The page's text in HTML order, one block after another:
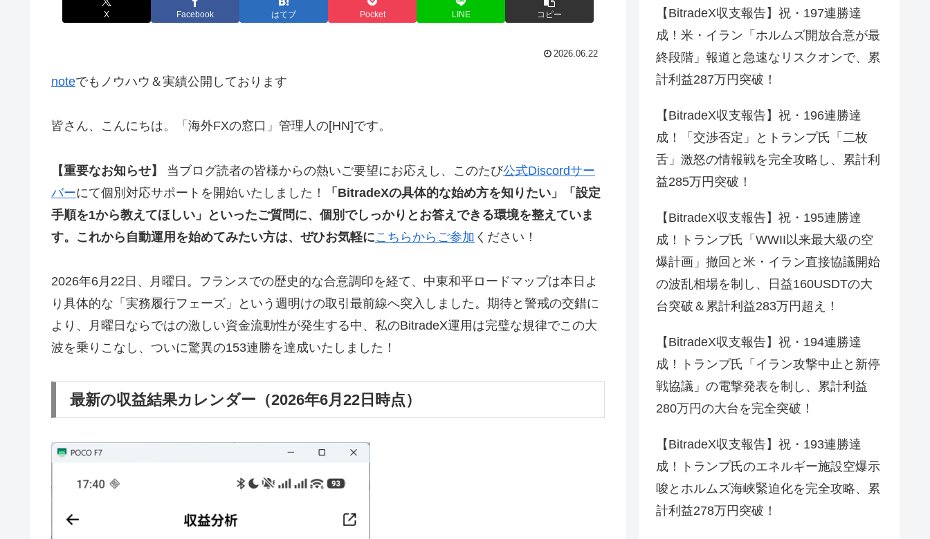
X Facebook はてブ Pocket LINE コピー
2026.06.22
noteでもノウハウ＆実績公開しております
皆さん、こんにちは。「海外FXの窓口」管理人の[HN]です。
【重要なお知らせ】 当ブログ読者の皆様からの熱いご要望にお応えし、このたび公式Discordサー
バーにて個別対応サポートを開始いたしました！
「BitradeXの具体的な始め方を知りたい」「設定
手順を1から教えてほしい」といったご質問に、個別でしっかりとお答えできる環境を整えていま
す。これから自動運用を始めてみたい方は、ぜひお気軽にこちらからご参加 ください！
2026年6月22日、月曜日。フランスでの歴史的な合意調印を経て、中東和平ロードマップは本日よ
り具体的な「実務履行フェーズ」という週明けの取引最前線へ突入しました。期待と警戒の交錯に
より、月曜日ならではの激しい資金流動性が発生する中、私のBitradeX運用は完璧な規律でこの大
波を乗りこなし、ついに驚異の153連勝を達成いたしました！
最新の収益結果カレンダー（2026年6月22日時点）
【BitradeX収支報告】祝・197連勝達
成！米・イラン「ホルムズ開放合意が最
終段階」報道と急速なリスクオンで、累
計利益287万円突破！
【BitradeX収支報告】祝・196連勝達
成！「交渉否定」とトランプ氏「二枚
舌」激怒の情報戦を完全攻略し、累計利
益285万円突破！
【BitradeX収支報告】祝・195連勝達
成！トランプ氏「WWII以来最大級の空
爆計画」撤回と米・イラン直接協議開始
の波乱相場を制し、日益160USDTの大
台突破＆累計利益283万円超え！
【BitradeX収支報告】祝・194連勝達
成！トランプ氏「イラン攻撃中止と新停
戦協議」の電撃発表を制し、累計利益
280万円の大台を完全突破！
【BitradeX収支報告】祝・193連勝達
成！トランプ氏のエネルギー施設空爆示
唆とホルムズ海峡緊迫化を完全攻略、累
計利益278万円突破！